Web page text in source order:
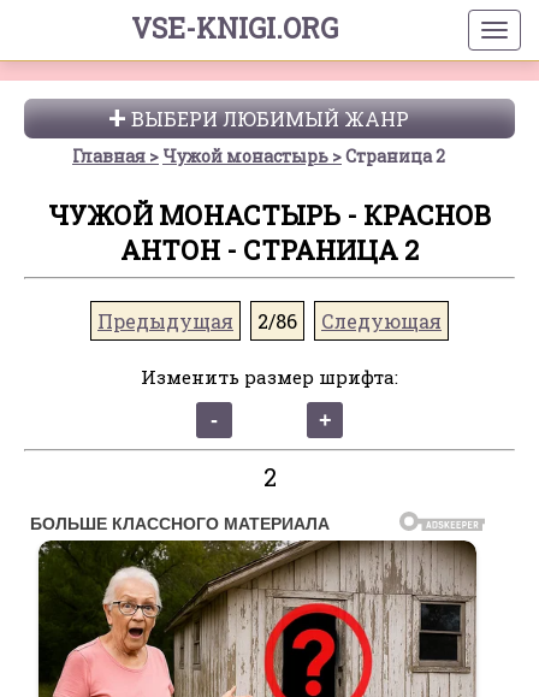
VSE-KNIGI.ORG
ВЫБЕРИ ЛЮБИМЫЙ ЖАНР
Главная Чужой монастырь Страница 2
ЧУЖОЙ МОНАСТЫРЬ - КРАСНОВ
АНТОН - СТРАНИЦА 2
Предыдущая 2/86 Следующая
Изменить размер шрифта:
2